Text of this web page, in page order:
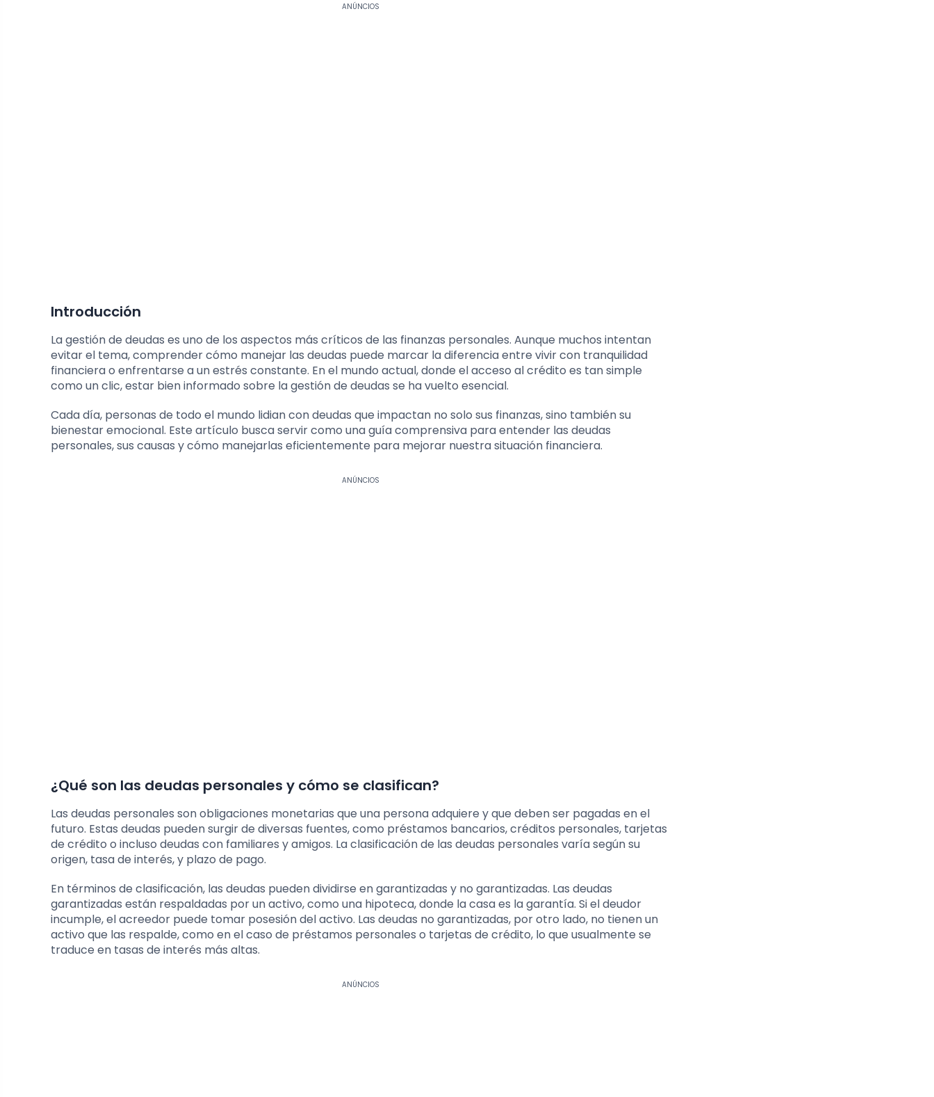
ANÚNCIOS
Introducción
La gestión de deudas es uno de los aspectos más críticos de las finanzas personales. Aunque muchos intentan
evitar el tema, comprender cómo manejar las deudas puede marcar la diferencia entre vivir con tranquilidad
financiera o enfrentarse a un estrés constante. En el mundo actual, donde el acceso al crédito es tan simple
como un clic, estar bien informado sobre la gestión de deudas se ha vuelto esencial.
Cada día, personas de todo el mundo lidian con deudas que impactan no solo sus finanzas, sino también su
bienestar emocional. Este artículo busca servir como una guía comprensiva para entender las deudas
personales, sus causas y cómo manejarlas eficientemente para mejorar nuestra situación financiera.
ANÚNCIOS
¿Qué son las deudas personales y cómo se clasifican?
Las deudas personales son obligaciones monetarias que una persona adquiere y que deben ser pagadas en el
futuro. Estas deudas pueden surgir de diversas fuentes, como préstamos bancarios, créditos personales, tarjetas
de crédito o incluso deudas con familiares y amigos. La clasificación de las deudas personales varía según su
origen, tasa de interés, y plazo de pago.
En términos de clasificación, las deudas pueden dividirse en garantizadas y no garantizadas. Las deudas
garantizadas están respaldadas por un activo, como una hipoteca, donde la casa es la garantía. Si el deudor
incumple, el acreedor puede tomar posesión del activo. Las deudas no garantizadas, por otro lado, no tienen un
activo que las respalde, como en el caso de préstamos personales o tarjetas de crédito, lo que usualmente se
traduce en tasas de interés más altas.
ANÚNCIOS